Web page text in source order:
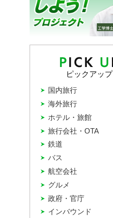
ピックアップ
インバウンド
グルメ
バス
ホテル・旅館
国内旅行
政府・官庁
旅行会社・OTA
海外旅行
航空会社
鉄道